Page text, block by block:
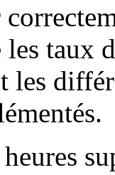
les taux
les